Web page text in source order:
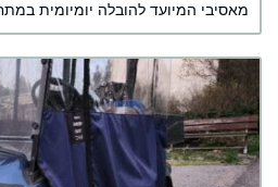
מאסיבי המיועד להובלה יומיומית